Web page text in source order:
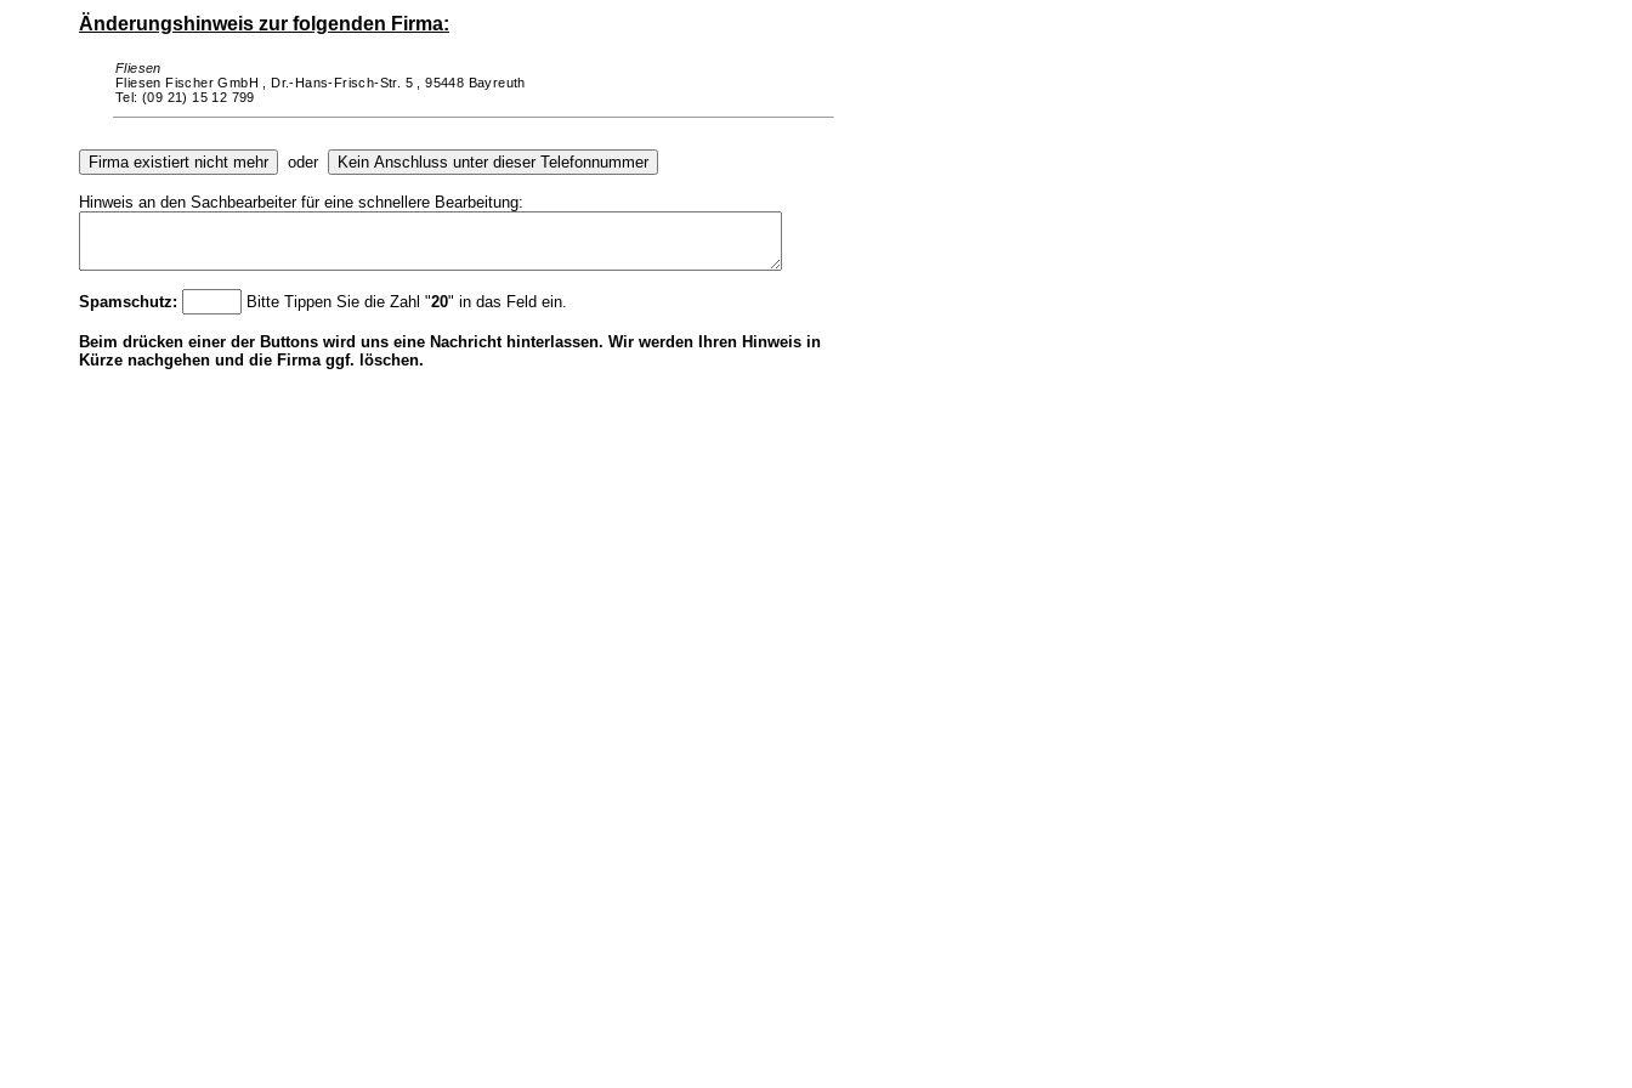
Änderungshinweis zur folgenden Firma:
Fliesen
Fliesen Fischer GmbH ,Dr.-Hans-Frisch-Str. 5 ,95448 Bayreuth
Tel: (09 21) 15 12 799
oder
Hinweis an den Sachbearbeiter für eine schnellere Bearbeitung:
Spamschutz: Bitte Tippen Sie die Zahl "20" in das Feld ein.
Beim drücken einer der Buttons wird uns eine Nachricht hinterlassen. Wir werden Ihren Hinweis in
Kürze nachgehen und die Firma ggf. löschen.